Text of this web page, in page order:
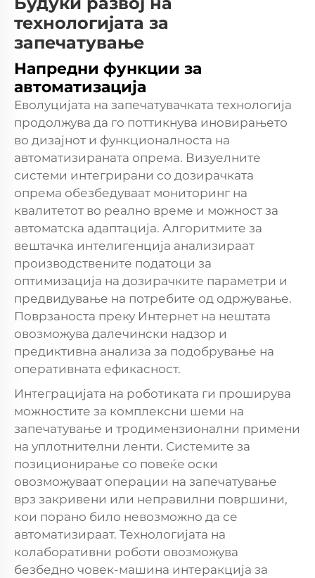
технологијата за
запечатување
Напредни функции за
автоматизација
Еволуцијата на запечатувачката технологија
продолжува да го поттикнува иновирањето
во дизајнот и функционалноста на
автоматизираната опрема. Визуелните
системи интегрирани со дозирачката
опрема обезбедуваат мониторинг на
квалитетот во реално време и можност за
автоматска адаптација. Алгоритмите за
вештачка интелигенција анализираат
производствените податоци за
оптимизација на дозирачките параметри и
предвидување на потребите од одржување.
Поврзаноста преку Интернет на нештата
овозможува далечински надзор и
предиктивна анализа за подобрување на
оперативната ефикасност.
Интеграцијата на роботиката ги проширува
можностите за комплексни шеми на
запечатување и тродимензионални примени
на уплотнителни ленти. Системите за
позиционирање со повеќе оски
овозможуваат операции на запечатување
врз закривени или неправилни површини,
кои порано било невозможно да се
автоматизираат. Технологијата на
колаборативни роботи овозможува
безбедно човек-машина интеракција за